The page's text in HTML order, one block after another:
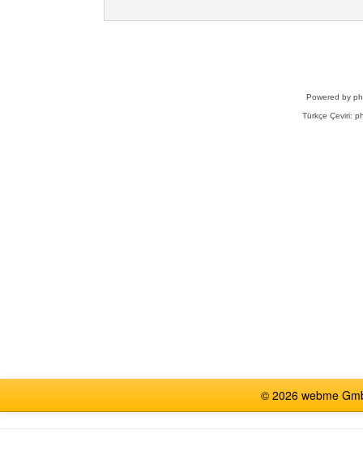
Powered by
Türkçe Çeviri:
© 2026 webme